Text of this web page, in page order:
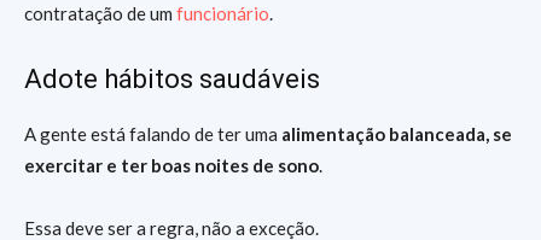
contratação de um funcionário.
Adote hábitos saudáveis
A gente está falando de ter uma alimentação balanceada, se
exercitar e ter boas noites de sono.
Essa deve ser a regra, não a exceção.